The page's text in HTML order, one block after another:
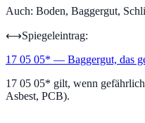
Auch: Boden, Baggergut,
⟷Spiegeleintrag:
17 05 05* — Baggergut, das
17 05 05* gilt, wenn
Asbest, PCB).